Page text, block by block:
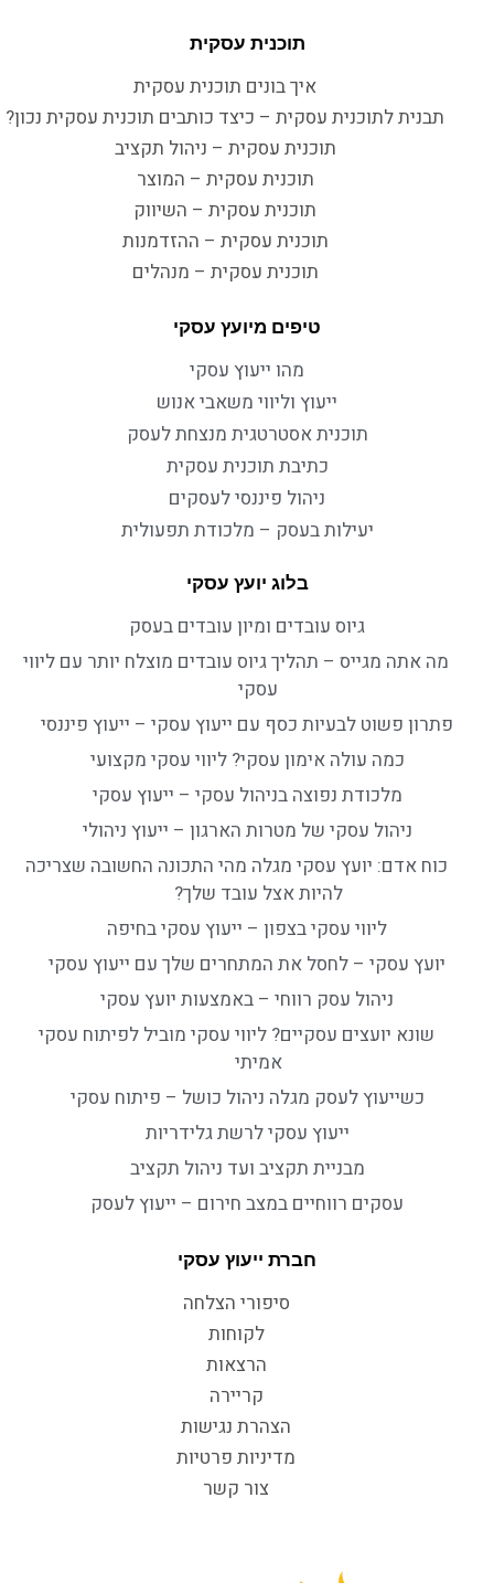
תוכנית עסקית
איך בונים תוכנית עסקית
תבנית לתוכנית עסקית – כיצד כותבים תוכנית עסקית נכון?
תוכנית עסקית – ניהול תקציב
תוכנית עסקית – המוצר
תוכנית עסקית – השיווק
תוכנית עסקית – ההזדמנות
תוכנית עסקית – מנהלים
טיפים מיועץ עסקי
מהו ייעוץ עסקי
ייעוץ וליווי משאבי אנוש
תוכנית אסטרטגית מנצחת לעסק
כתיבת תוכנית עסקית
ניהול פיננסי לעסקים
יעילות בעסק – מלכודת תפעולית
בלוג יועץ עסקי
גיוס עובדים ומיון עובדים בעסק
מה אתה מגייס – תהליך גיוס עובדים מוצלח יותר עם ליווי
עסקי
פתרון פשוט לבעיות כסף עם ייעוץ עסקי – ייעוץ פיננסי
כמה עולה אימון עסקי? ליווי עסקי מקצועי
מלכודת נפוצה בניהול עסקי – ייעוץ עסקי
ניהול עסקי של מטרות הארגון – ייעוץ ניהולי
כוח אדם: יועץ עסקי מגלה מהי התכונה החשובה שצריכה
להיות אצל עובד שלך?
ליווי עסקי בצפון – ייעוץ עסקי בחיפה
יועץ עסקי – לחסל את המתחרים שלך עם ייעוץ עסקי
ניהול עסק רווחי – באמצעות יועץ עסקי
שונא יועצים עסקיים? ליווי עסקי מוביל לפיתוח עסקי
אמיתי
כשייעוץ לעסק מגלה ניהול כושל – פיתוח עסקי
ייעוץ עסקי לרשת גלידריות
מבניית תקציב ועד ניהול תקציב
עסקים רווחיים במצב חירום – ייעוץ לעסק
חברת ייעוץ עסקי
סיפורי הצלחה
לקוחות
הרצאות
קריירה
הצהרת נגישות
מדיניות פרטיות
צור קשר